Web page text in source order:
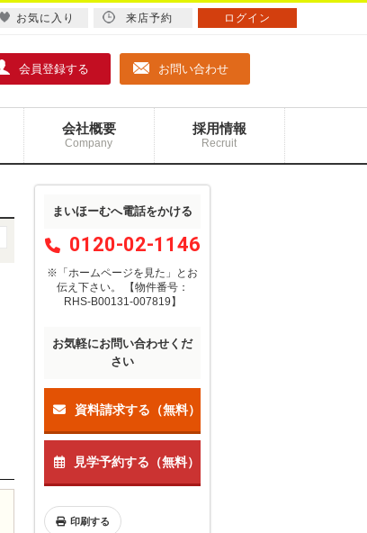
会員登録する お問い合わせ
会社概要
Company
採用情報
Recruit
まいほーむへ電話をかける
0120-02-1146
※「ホームページを見た」 と お
伝え下さい。
【物件番号：
RHS-B00131-007819】
お気軽にお問い合わせくだ
さい
資料請求する（無料）
見学予約する（無料）
印刷する
お気に入り 来店予約 ログイン